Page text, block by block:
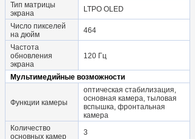
Тип матрицы
экрана
LTPO OLED
Число пикселей
на дюйм
464
Частота
обновления
экрана
120 Гц
Мультимедийные возможности
Функции камеры
оптическая стабилизация,
основная камера, тыловая
вспышка, фронтальная
камера
Количество
основных камер
3